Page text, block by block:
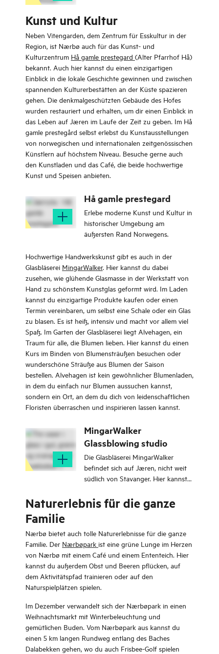
Kunst und Kultur
Neben Vitengarden, dem Zentrum für Esskultur in der
Region, ist Nærbø auch für das Kunst- und
Kulturzentrum Hå gamle prestegard (Alter Pfarrhof Hå)
bekannt. Auch hier kannst du einen einzigartigen
Einblick in die lokale Geschichte gewinnen und zwischen
spannenden Kulturerbestätten an der Küste spazieren
gehen. Die denkmalgeschützten Gebäude des Hofes
wurden restauriert und erhalten, um dir einen Einblick in
das Leben auf Jæren im Laufe der Zeit zu geben. Im Hå
gamle prestegård selbst erlebst du Kunstausstellungen
von norwegischen und internationalen zeitgenössischen
Künstlern auf höchstem Niveau. Besuche gerne auch
den Kunstladen und das Café, die beide hochwertige
Kunst und Speisen anbieten.
Hå gamle prestegard
Erlebe moderne Kunst und Kultur in
historischer Umgebung am
äußersten Rand Norwegens.
Hochwertige Handwerkskunst gibt es auch in der
Glasbläserei MingarWalker. Hier kannst du dabei
zusehen, wie glühende Glasmasse in der Werkstatt von
Hand zu schönstem Kunstglas geformt wird. Im Laden
kannst du einzigartige Produkte kaufen oder einen
Termin vereinbaren, um selbst eine Schale oder ein Glas
zu blasen. Es ist heiß, intensiv und macht vor allem viel
Spaß. Im Garten der Glasbläserei liegt Alvehagen, ein
Traum für alle, die Blumen lieben. Hier kannst du einen
Kurs im Binden von Blumensträußen besuchen oder
wunderschöne Sträuße aus Blumen der Saison
bestellen. Alvehagen ist kein gewöhnlicher Blumenladen,
in dem du einfach nur Blumen aussuchen kannst,
sondern ein Ort, an dem du dich von leidenschaftlichen
Floristen überraschen und inspirieren lassen kannst.
MingarWalker
Glassblowing studio
Die Glasbläserei MingarWalker
befindet sich auf Jæren, nicht weit
südlich von Stavanger. Hier kannst
in der Werkstatt von Hand geformt
und in schönes Kunstglas
Naturerlebnis für die ganze
Familie
Nærbø bietet auch tolle Naturerlebnisse für die ganze
Familie. Der Nærbøpark ist eine grüne Lunge im Herzen
von Nærbø mit einem Café und einem Ententeich. Hier
kannst du außerdem Obst und Beeren pflücken, auf
dem Aktivitätspfad trainieren oder auf den
Naturspielplätzen spielen.
Im Dezember verwandelt sich der Nærbøpark in einen
Weihnachtsmarkt mit Winterbeleuchtung und
gemütlichen Buden. Vom Nærbøpark aus kannst du
einen 5 km langen Rundweg entlang des Baches
Dalabekken gehen, wo du auch Frisbee-Golf spielen